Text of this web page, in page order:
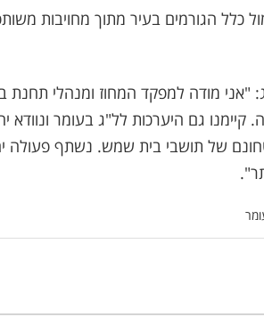
כלל הגורמים בעיר מתוך מחויבות
"אני מודה למפקד המחוז ומנהלי
גם היערכות לל"ג בעומר
של תושבי בית שמש. נשתף פעולה